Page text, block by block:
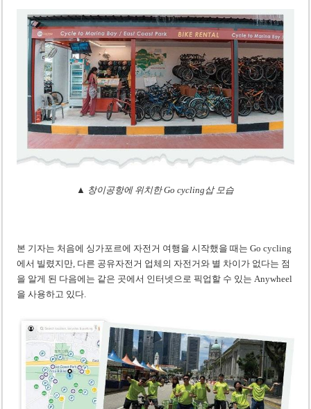
▲ 창이공항에 위치한 Go cycling삽 모습
본 기자는 처음에 싱가포르에 자전거 여행을 시작했을 때는 Go cycling
에서 빌렸지만, 다른 공유자전거 업체의 자전거와 별 차이가 없다는 점
을 알게 된 다음에는 같은 곳에서 인터넷으로 픽업할 수 있는 Anywheel
을 사용하고 있다.